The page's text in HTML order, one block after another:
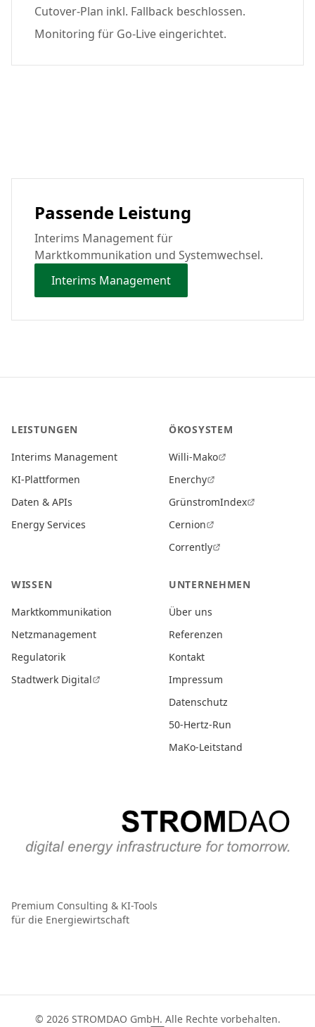
Cutover-Plan inkl. Fallback beschlossen.
Monitoring für Go-Live eingerichtet.
Passende Leistung
Interims Management für
Marktkommunikation und Systemwechsel.
Interims Management
LEISTUNGEN
Interims Management
KI-Plattformen
Daten & APIs
Energy Services
ÖKOSYSTEM
Willi-Mako
Enerchy
GrünstromIndex
Cernion
Corrently
WISSEN
Marktkommunikation
Netzmanagement
Regulatorik
Stadtwerk Digital
UNTERNEHMEN
Über uns
Referenzen
Kontakt
Impressum
Datenschutz
50-Hertz-Run
MaKo-Leitstand
Premium Consulting & KI-Tools
für die Energiewirtschaft
© 2026 STROMDAO GmbH. Alle Rechte vorbehalten.